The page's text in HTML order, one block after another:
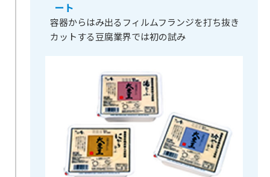
ート
容器からはみ出るフィルムフランジを打ち抜き
カットする豆腐業界では初の試み